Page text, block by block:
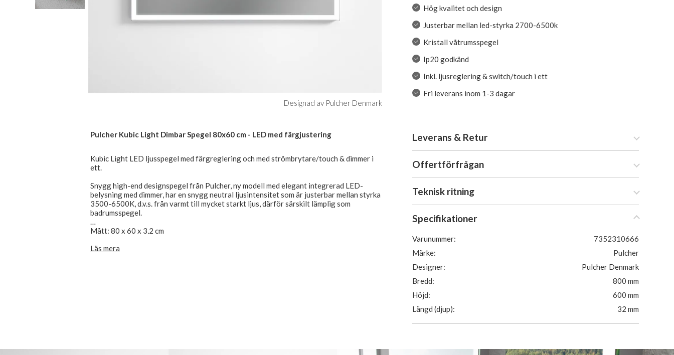
Designad av Pulcher Denmark
Pulcher Kubic Light Dimbar Spegel 80x60 cm - LED med färgjustering
Kubic Light LED ljusspegel med färgreglering och med strömbrytare/touch & dimmer i
ett.
Snygg high-end designspegel från Pulcher, ny modell med elegant integrerad LED-
belysning med dimmer, har en snygg neutral ljusintensitet som är justerbar mellan styrka
3500-6500K, d.v.s. från varmt till mycket starkt ljus, därför särskilt lämplig som
badrumsspegel.
Mått: 80 x 60 x 3,2 cm
Läs mera
Hög kvalitet och design
Justerbar mellan led-styrka 2700-6500k
Kristall våtrumsspegel
Ip20 godkänd
Inkl. ljusreglering & switch/touch i ett
Fri leverans inom 1-3 dagar
Leverans & Retur
Offertförfrågan
Teknisk ritning
Specifikationer
Varunummer:
7352310666
Märke:
Pulcher
Designer:
Pulcher Denmark
Bredd:
800 mm
Höjd:
600 mm
Längd (djup):
32 mm